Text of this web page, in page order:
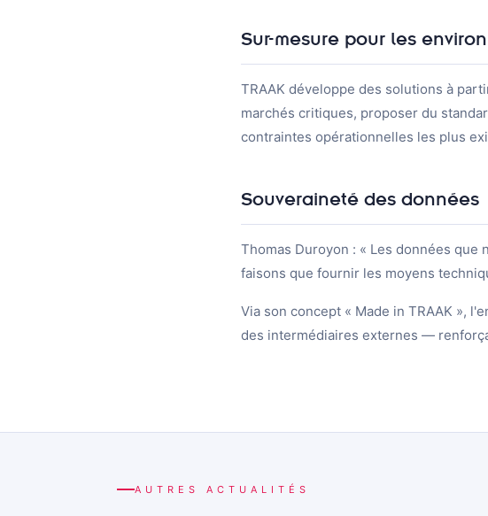
Sur-mesure pour les
TRAAK développe des solutions à
marchés critiques, proposer du
contraintes opérationnelles les plus
Souveraineté des données
Thomas Duroyon : « Les données
faisons que fournir les moyens
Via son concept « Made in TRAAK »,
des intermédiaires externes —
AUTRES ACTUALITÉS